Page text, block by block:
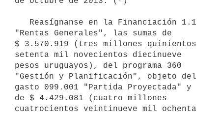
"Rentas Generales", las sumas de
$ 3.570.919 (tres millones quinientos
setenta mil novecientos diecinueve
pesos uruguayos), del programa 360
"Gestión y Planificación", objeto del
gasto 099.001 "Partida Proyectada" y
de $ 4.429.081 (cuatro millones
cuatrocientos veintinueve mil ochenta